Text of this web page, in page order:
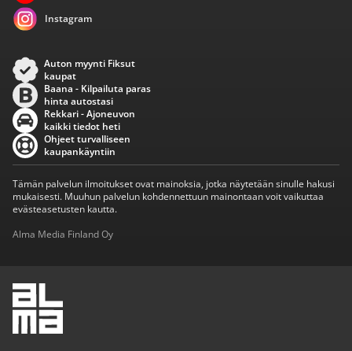
Instagram
Auton myynti Fiksut
kaupat
Baana - Kilpailuta paras
hinta autostasi
Rekkari - Ajoneuvon
kaikki tiedot heti
Ohjeet turvalliseen
kaupankäyntiin
Tämän palvelun ilmoitukset ovat mainoksia, jotka näytetään sinulle hakusi
mukaisesti. Muuhun palvelun kohdennettuun mainontaan voit vaikuttaa
evästeasetusten kautta.
Alma Media Finland Oy